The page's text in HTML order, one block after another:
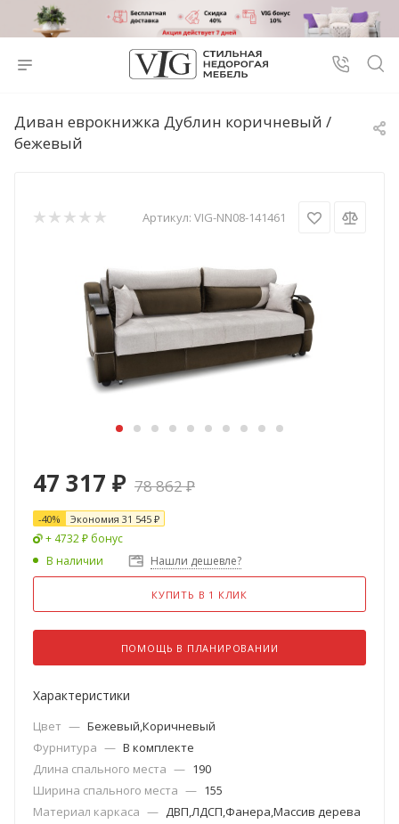
Диван еврокнижка Дублин коричневый /
бежевый
Артикул: VIG-NN08-141461
47 317 ₽ 78 862₽
-40% Экономия 31 545 ₽
+ 4732 ₽ бонус
В наличии
Нашли дешевле?
КУПИТЬ В 1 КЛИК
ПОМОЩЬ В ПЛАНИРОВАНИИ
Характеристики
Цвет — Бежевый,Коричневый
Фурнитура — В комплекте
Длина спального места — 190
Ширина спального места — 155
Материал каркаса — ДВП,ЛДСП,Фанера,Массив дерева